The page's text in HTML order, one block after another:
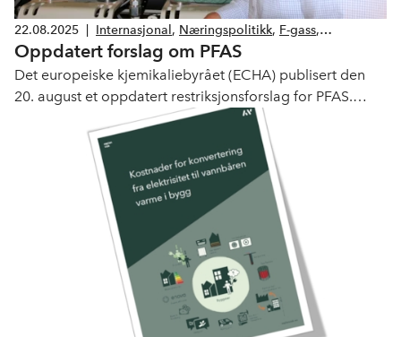
22.08.2025 Internasjonal , Næringspolitikk, F-gass,
Ventilasjon, Kulde,Klima og miljø
Oppdatert forslag om PFAS
Det europeiske kjemikaliebyrået (ECHA) publisert den
20. august et oppdatert restriksjonsforslag for PFAS.
Oppdateringen er utarbeidet av Tyskland, Nederland,
Sverige, Danmark og Norge, de samme landene som
leverte det opprinnelige forslaget i januar 2023.